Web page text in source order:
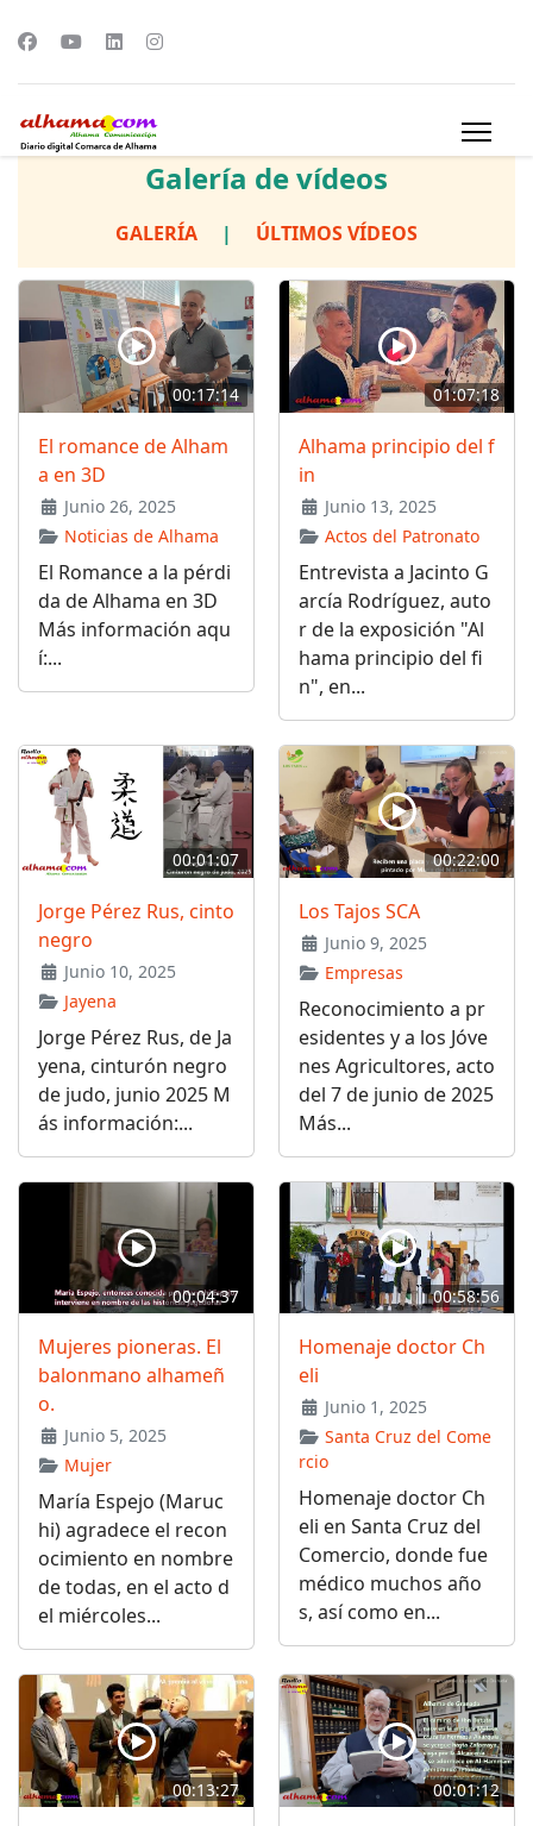
Galería de vídeos
GALERÍA | ÚLTIMOS VÍDEOS
00:17:14
El romance de Alham
a en 3D
Junio 26, 2025
Noticias de Alhama
El Romance a la pérdi
da de Alhama en 3D
Más información aqu
í:...
01:07:18
Alhama principio del f
in
Junio 13, 2025
Actos del Patronato
Entrevista a Jacinto G
arcía Rodríguez, auto
r de la exposición "Al
hama principio del fi
n", en...
00:01:07
Jorge Pérez Rus, cinto
negro
Junio 10, 2025
Jayena
Jorge Pérez Rus, de Ja
yena, cinturón negro
de judo, junio 2025 M
ás información:...
00:22:00
Los Tajos SCA
Junio 9, 2025
Empresas
Reconocimiento a pr
esidentes y a los Jóve
nes Agricultores, acto
del 7 de junio de 2025
Más...
00:04:37
Mujeres pioneras. El
balonmano alhameñ
o.
Junio 5, 2025
Mujer
María Espejo (Maruc
hi) agradece el recon
ocimiento en nombre
de todas, en el acto d
el miércoles...
00:58:56
Homenaje doctor Ch
eli
Junio 1, 2025
Santa Cruz del Come
rcio
Homenaje doctor Ch
eli en Santa Cruz del
Comercio, donde fue
médico muchos año
s, así como en...
00:13:27 00:01:12